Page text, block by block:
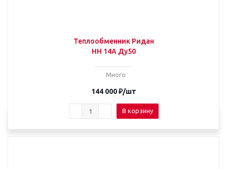
Теплообменник Ридан
НН 14А Ду50
Много
144 000₽/шт
В корзину